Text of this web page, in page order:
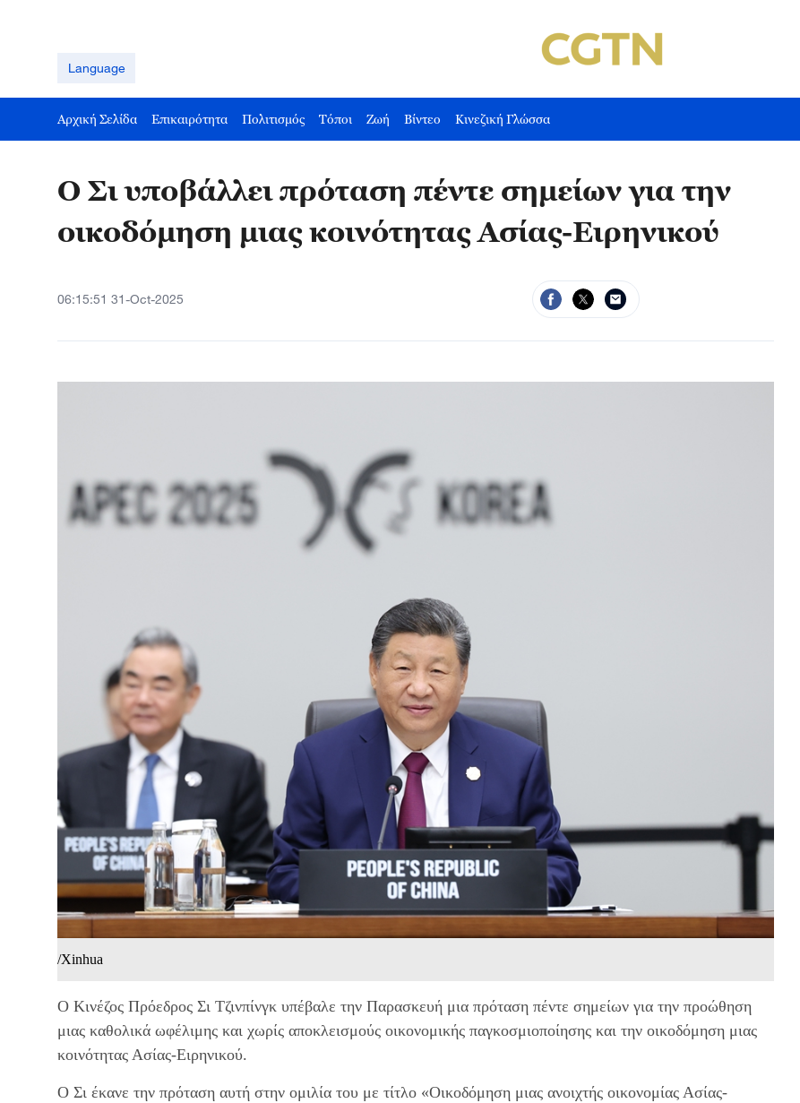
Language
Αρχική Σελίδα Επικαιρότητα Πολιτισμός Τόποι Ζωή Βίντεο Κινεζική Γλώσσα
Ο Σι υποβάλλει πρόταση πέντε σημείων για την
οικοδόμηση μιας κοινότητας Ασίας-Ειρηνικού
06:15:51 31-Oct-2025
/Xinhua
Ο Κινέζος Πρόεδρος Σι Τζινπίνγκ υπέβαλε την Παρασκευή μια πρόταση πέντε σημείων για την προώθηση
μιας καθολικά ωφέλιμης και χωρίς αποκλεισμούς οικονομικής παγκοσμιοποίησης και την οικοδόμηση μιας
κοινότητας Ασίας-Ειρηνικού.
Ο Σι έκανε την πρόταση αυτή στην ομιλία του με τίτλο «Οικοδόμηση μιας ανοιχτής οικονομίας Ασίας-